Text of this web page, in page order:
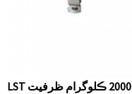
LST چاڪليٽ ٿلهي پگھلڻ واري ٽانڪي 500-2000 ڪلوگرام ظرفيت